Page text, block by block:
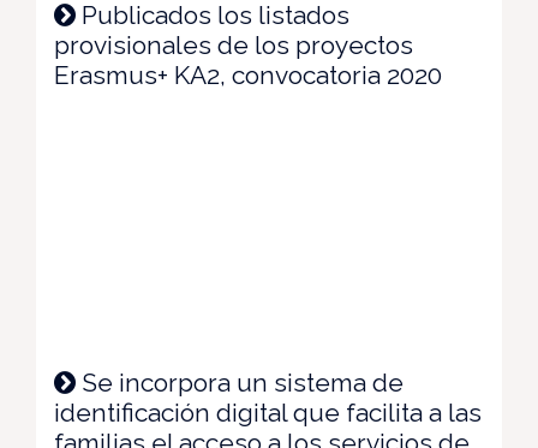
Publicados los listados
provisionales de los proyectos
Erasmus+ KA2, convocatoria 2020
Se incorpora un sistema de
identificación digital que facilita a las